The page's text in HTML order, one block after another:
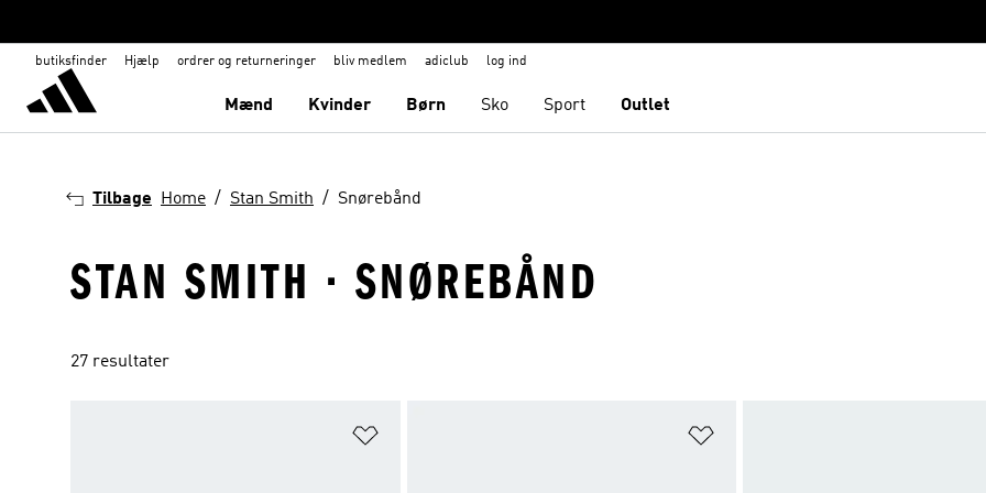
butiksfinder Hjælp ordrer og returneringer bliv medlem adiclub log ind
Mænd Kvinder Børn Sko Sport Outlet
Tilbage Home Stan Smith Snørebånd
STAN SMITH · SNØREBÅND
27 resultater